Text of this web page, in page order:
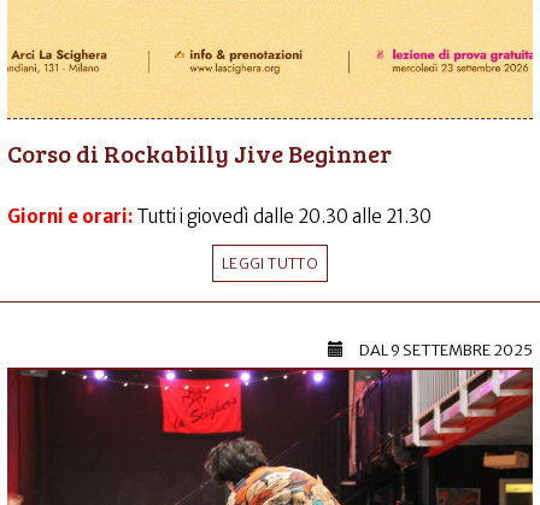
Corso di Rockabilly Jive Beginner
Giorni e orari: Tutti i giovedì dalle 20.30 alle 21.30
LEGGI TUTTO
DAL9 SETTEMBRE 2025